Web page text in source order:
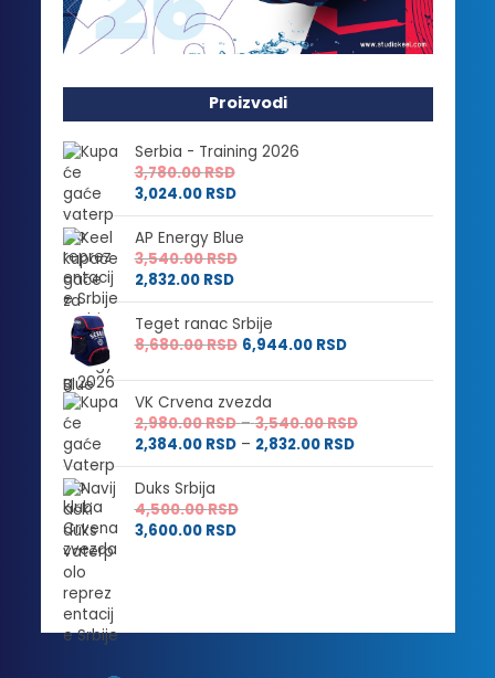
Proizvodi
Serbia - Training 2026
3,780.00RSD
3,024.00 RSD
AP Energy Blue
3,540.00RSD
2,832.00 RSD
Teget ranac Srbije
8,680.00RSD 6,944.00 RSD
VK Crvena zvezda
2,980.00RSD – 3,540.00RSDRaspon
od
2,384.00 RSD – 2,832.00 RSDRaspon
cena:
Duks Srbija
4,500.00RSD
3,600.00 RSD